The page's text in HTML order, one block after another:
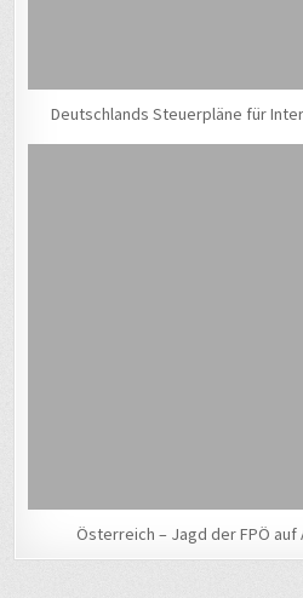
Deutschlands Steuerpläne für
Österreich – Jagd der FPÖ